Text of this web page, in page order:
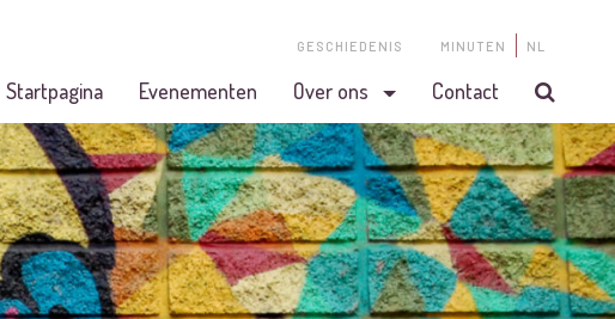
GESCHIEDENIS MINUTEN NL
Startpagina Evenementen Over ons Contact